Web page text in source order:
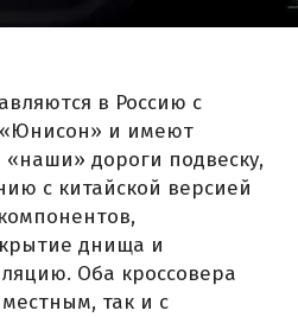
в Россию с
«Юнисон» и имеют
дороги подвеску,
с китайской версией
днища и
Оба кроссовера
так и с